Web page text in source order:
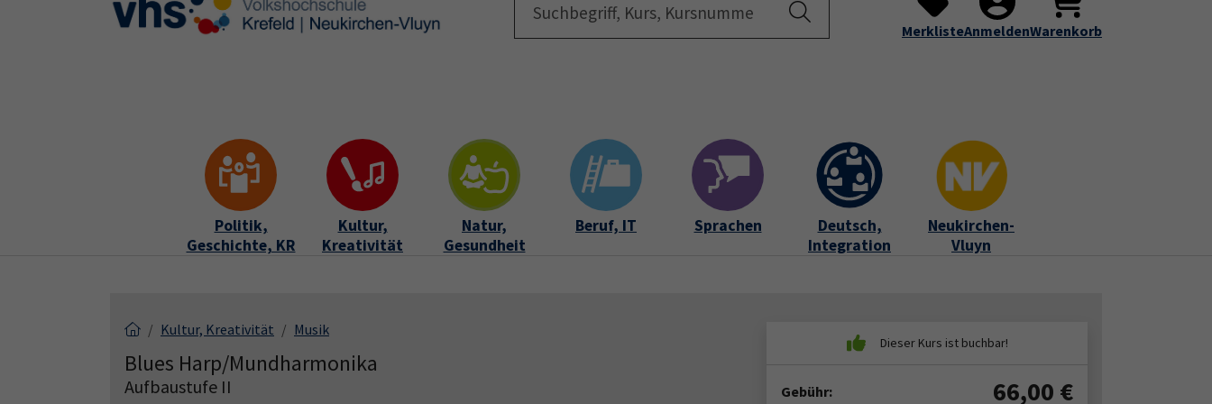
Skip to main content
Skip to page footer Startseite Submenu for "Programm"
Über uns Submenu for "Über uns"
Service Submenu for
MerklisteAnmeldenWarenkorb
Politik,
Geschichte, KR
Kultur,
Kreativität
Natur,
Gesundheit
Beruf, IT Sprachen
Deutsch,
Integration
Neukirchen-
Vluyn
Kultur, Kreativität Musik
Blues Harp/Mundharmonika
Aufbaustufe II Gebühr: 66,00 €